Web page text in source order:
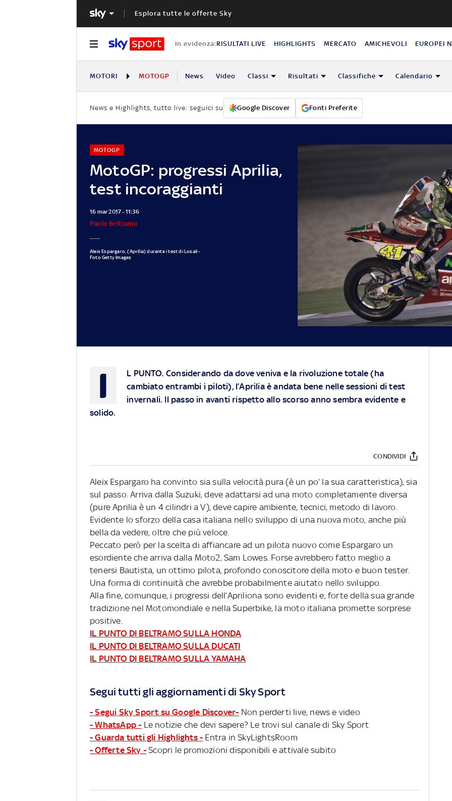
Esplora tutte le offerte Sky
In evidenza:RISULTATI LIVE HIGHLIGHTS MERCATO AMICHEVOLI EUROPEI
MOTORI MOTOGP News Video Classi Risultati Classifiche Calendario
News e Highlights, tutto live: seguici su Google Discover Fonti Preferite
MotoGP: progressi Aprilia,
test incoraggianti
MOTOGP
16 mar 2017 - 11:36
Paolo Beltramo
Aleix Espargaro, (Aprilia) durante i test di Losail -
Foto Getty Images
I L PUNTO. Considerando da dove veniva e la rivoluzione totale (ha
cambiato entrambi i piloti), l’Aprilia è andata bene nelle sessioni di test
invernali. Il passo in avanti rispetto allo scorso anno sembra evidente e
solido.
CONDIVIDI
Aleix Espargaro ha convinto sia sulla velocità pura (è un po’ la sua caratteristica), sia
sul passo. Arriva dalla Suzuki, deve adattarsi ad una moto completamente diversa
(pure Aprilia è un 4 cilindri a V), deve capire ambiente, tecnici, metodo di lavoro.
Evidente lo sforzo della casa italiana nello sviluppo di una nuova moto, anche più
bella da vedere, oltre che più veloce.
Peccato però per la scelta di affiancare ad un pilota nuovo come Espargaro un
esordiente che arriva dalla Moto2, Sam Lowes. Forse avrebbero fatto meglio a
tenersi Bautista, un ottimo pilota, profondo conoscitore della moto e buon tester.
Una forma di continuità che avrebbe probabilmente aiutato nello sviluppo.
Alla fine, comunque, i progressi dell’Apriliona sono evidenti e, forte della sua grande
tradizione nel Motomondiale e nella Superbike, la moto italiana promette sorprese
positive.
IL PUNTO DI BELTRAMO SULLA HONDA
IL PUNTO DI BELTRAMO SULLA DUCATI
IL PUNTO DI BELTRAMO SULLA YAMAHA
Segui tutti gli aggiornamenti di Sky Sport
- Segui Sky Sport su Google Discover- Non perderti live, news e video
- WhatsApp - Le notizie che devi sapere? Le trovi sul canale di Sky Sport
- Guarda tutti gli Highlights - Entra in SkyLightsRoom
- Offerte Sky - Scopri le promozioni disponibili e attivale subito